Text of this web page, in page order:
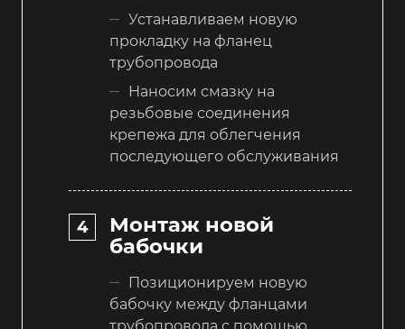
Устанавливаем новую
прокладку на фланец
трубопровода
Наносим смазку на
резьбовые соединения
крепежа для облегчения
последующего обслуживания
Монтаж новой
бабочки
Позиционируем новую
бабочку между фланцами